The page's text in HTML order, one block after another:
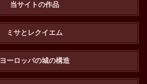
当サイトの作品
ミサとレクイエム
ヨーロッパの城の構造